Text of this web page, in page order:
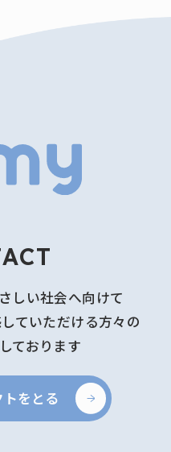
しい社会へ向けて
ていただける方々の
ております
をとる